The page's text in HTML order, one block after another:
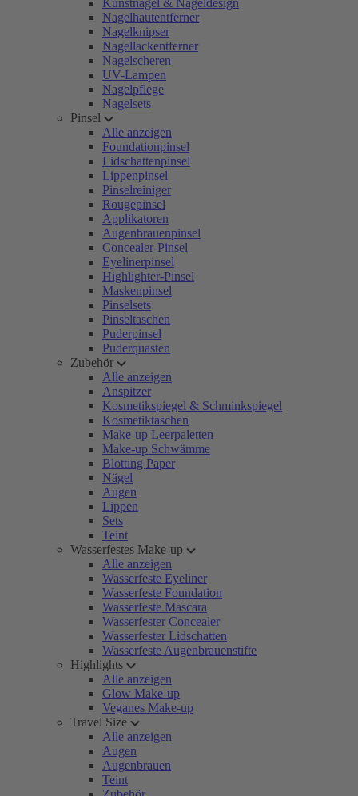
Kunstnägel & Nageldesign
Nagelhautentferner
Nagelknipser
Nagellackentferner
Nagelscheren
UV-Lampen
Nagelpflege
Nagelsets
Pinsel
Alle anzeigen
Foundationpinsel
Lidschattenpinsel
Lippenpinsel
Pinselreiniger
Rougepinsel
Applikatoren
Augenbrauenpinsel
Concealer-Pinsel
Eyelinerpinsel
Highlighter-Pinsel
Maskenpinsel
Pinselsets
Pinseltaschen
Puderpinsel
Puderquasten
Zubehör
Alle anzeigen
Anspitzer
Kosmetikspiegel & Schminkspiegel
Kosmetiktaschen
Make-up Leerpaletten
Make-up Schwämme
Blotting Paper
Nägel
Augen
Lippen
Sets
Teint
Wasserfestes Make-up
Alle anzeigen
Wasserfeste Eyeliner
Wasserfeste Foundation
Wasserfeste Mascara
Wasserfester Concealer
Wasserfester Lidschatten
Wasserfeste Augenbrauenstifte
Highlights
Alle anzeigen
Glow Make-up
Veganes Make-up
Travel Size
Alle anzeigen
Augen
Augenbrauen
Teint